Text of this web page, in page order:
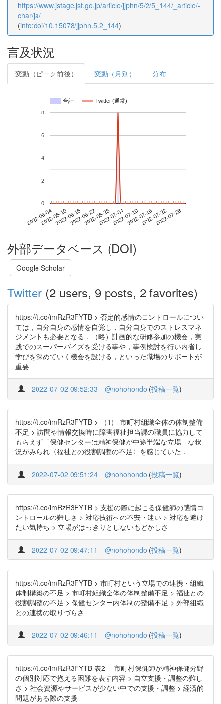
https://www.jstage.jst.go.jp/article/jjphn/5/2/5_144/_article/-
char/ja/
(info:doi/10.15078/jjphn.5.2_144)
言及状況
変動（ピーク前後） 変動（月別） 分布
合計 Twitter (通常)
2022-06-042022-06-102022-06-162022-06-222022-06-282022-07-042022-07-102022-07-162022-07-222022-07-28
0
2
4
6
8
外部データベース (DOI)
Google Scholar
Twitter (2 users, 9 posts, 2 favorites)
https://t.co/imRzR3FYTB > 否定的感情のコントロールについ
ては，自分自身の感情を自覚し，自分自身でのストレスマネ
ジメントも必要となる．（略）計画的な研修参加の機会，実
践でのスーパーバイズを受ける事や，事例検討を行い内省し
学びを深めていく機会を設ける，といった職場のサポートが
重要
2022-07-02 09:52:33 @nohohondo (投稿一覧)
https://t.co/imRzR3FYTB > （1） 市町村組織全体の体制整備
不足 > 訪問や情報交換時に障害福祉担当課の職員に協力して
もらえず「保健センターは精神保健が中途半端な立場」な状
況がみられ〈福祉との役割調整の不足〉を感じていた．
2022-07-02 09:51:24 @nohohondo (投稿一覧)
https://t.co/imRzR3FYTB > 支援の際に起こる保健師の感情コ
ントロールの難しさ > 対応技術への不安・迷い > 対応を避け
たい気持ち > 立場がはっきりとしないもどかしさ
2022-07-02 09:47:11 @nohohondo (投稿一覧)
https://t.co/imRzR3FYTB > 市町村という立場での連携・組織
体制構築の不足 > 市町村組織全体の体制整備不足 > 福祉との
役割調整の不足 > 保健センター内体制の整備不足 > 外部組織
との連携の取りづらさ
2022-07-02 09:46:11 @nohohondo (投稿一覧)
https://t.co/imRzR3FYTB 表2 市町村保健師が精神保健分野
の個別対応で抱える困難を表す内容 > 自立支援・調整の難し
さ > 社会資源やサービスが少ない中での支援・調整 > 経済的
問題がある際の支援